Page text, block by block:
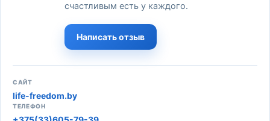
счастливым есть у каждого.
Написать отзыв
САЙТ
life-freedom.by
ТЕЛЕФОН